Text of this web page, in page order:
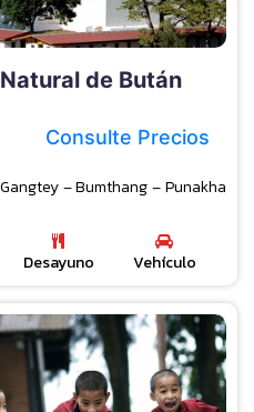
de Bután
Consulte Precios
– Bumthang – Punakha
Desayuno Vehículo